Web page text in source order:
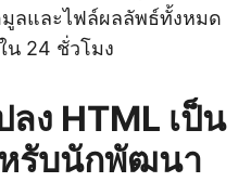
ลและไฟล์ผลลัพธ์ทั้งหมด
น 24 ชั่วโมง
ง HTML เป็น
รับนักพัฒนา